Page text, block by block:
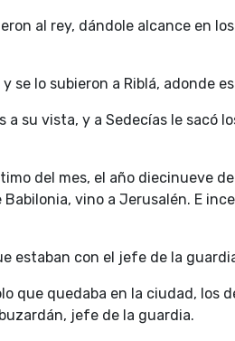
al rey, dándole alcance en
se lo subieron a Riblá, adonde
su vista, y a Sedecías le sacó
del mes, el año diecinueve
vino a Jerusalén. E
estaban con el jefe de la
que quedaba en la ciudad, los
jefe de la guardia.